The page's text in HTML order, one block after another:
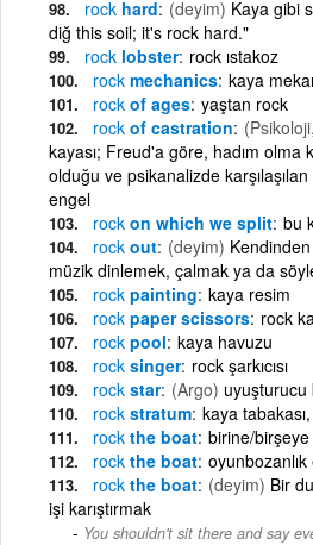
rock hard (deyim) Kaya gibi
diğ this soil; it's rock hard."
rock lobster rock ıstakoz
rock mechanics kaya
rock of ages yaştan rock
rock of castration
kayası; Freud'a göre, hadım olma
olduğu ve psikanalizde
engel
rock on which we split bu
rock out (deyim)
müzik dinlemek, çalmak ya da
rock painting kaya resim
rock paper scissors rock
rock pool kaya havuzu
rock singer rock şarkıcısı
rock star (Argo) uyuşturucu
rock stratum kaya
rock the boat birine/
rock the boat
rock the boat (deyim) Bir
işi karıştırmak
You shouldn't sit there and say